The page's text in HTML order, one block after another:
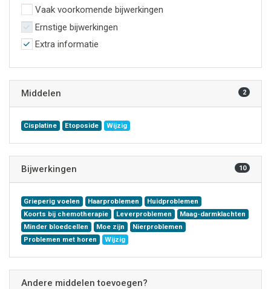
Vaak voorkomende bijwerkingen
Ernstige bijwerkingen
Extra informatie
Middelen 2
Cisplatine Etoposide Wijzig
Bijwerkingen 10
Grieperig voelen Haarproblemen
Huidproblemen
Koorts bij chemotherapie
Leverproblemen
Maag-darmklachten
Minder bloedcellen
Moe zijn
Nierproblemen
Problemen met horen
Wijzig
Andere middelen toevoegen?